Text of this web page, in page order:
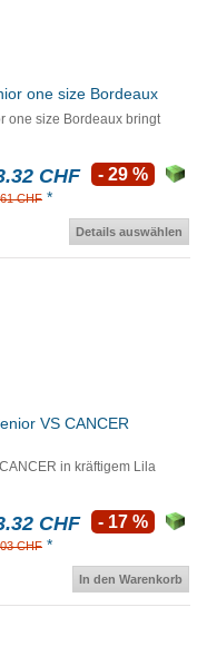
one size Bordeaux
one size Bordeaux bringt
CHF
CHF *
- 29 %
Details auswählen
VS CANCER
in kräftigem Lila
CHF
CHF *
- 17 %
In den Warenkorb